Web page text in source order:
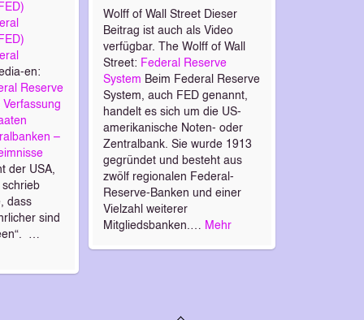
en:
Reserve
Verfassung
–
der USA,
schrieb
dass
sind
…
Wolff of Wall Street Dieser
Beitrag ist auch als Video
verfügbar. The Wolff of Wall
Street: Federal Reserve
System Beim Federal Reserve
System, auch FED genannt,
handelt es sich um die US-
amerikanische Noten- oder
Zentralbank. Sie wurde 1913
gegründet und besteht aus
zwölf regionalen Federal-
Reserve-Banken und einer
Vielzahl weiterer
Mitgliedsbanken.… Mehr